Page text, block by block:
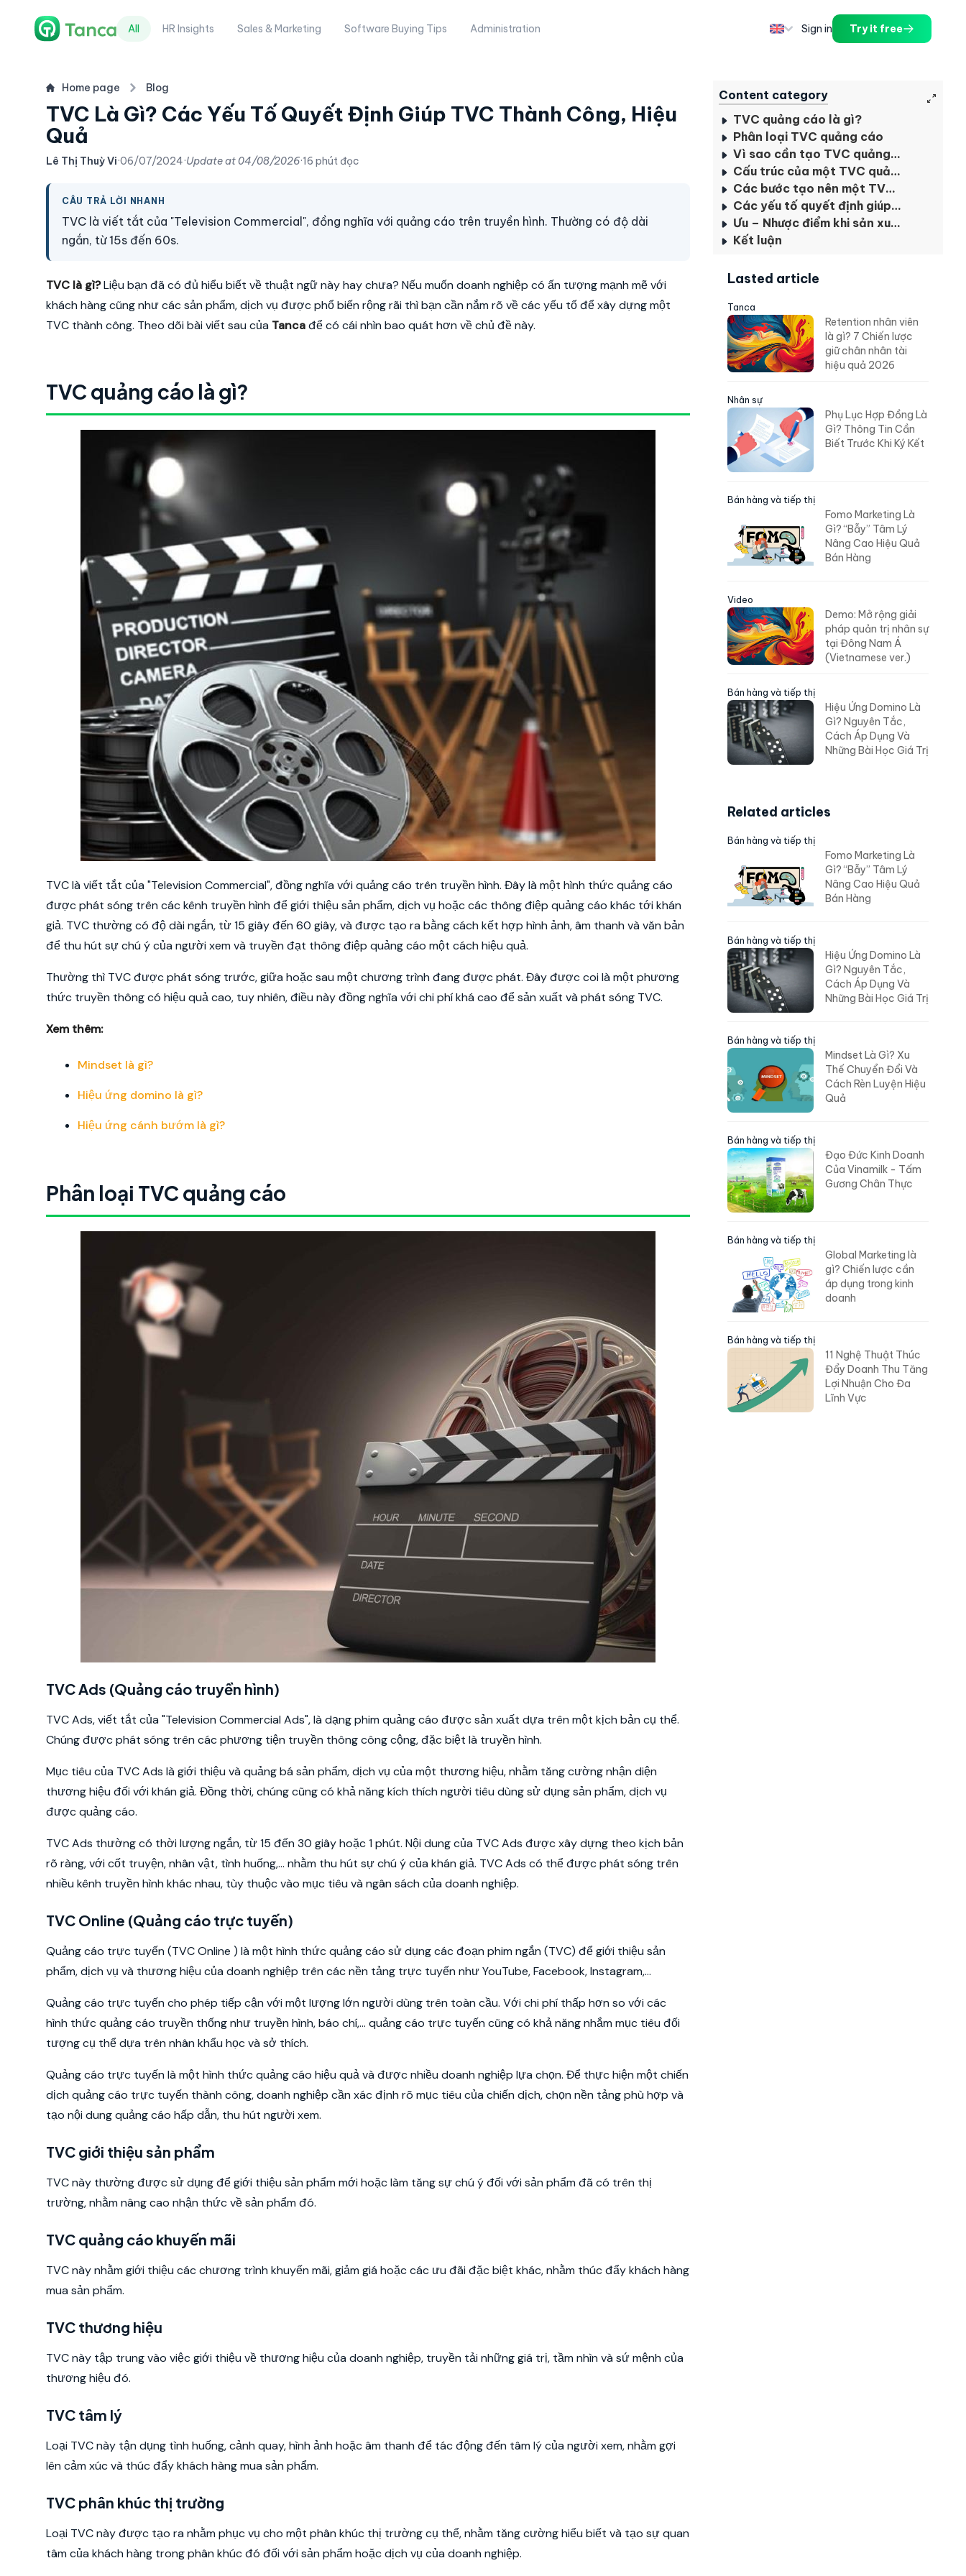
All HR Insights Sales & Marketing Software Buying Tips Administration Sign in Try it free
Home page Blog
TVC Là Gì? Các Yếu Tố Quyết Định Giúp TVC Thành Công, Hiệu
Quả
Lê Thị Thuỳ Vi·06/07/2024·Update at04/08/2026·16 phút đọc
CÂU TRẢ LỜI NHANH
TVC là viết tắt của "Television Commercial", đồng nghĩa với quảng cáo trên truyền hình. Thường có độ dài
ngắn, từ 15s đến 60s.
TVC là gì?Liệu bạn đã có đủ hiểu biết về thuật ngữ này hay chưa? Nếu muốn doanh nghiệp có ấn tượng mạnh mẽ với
khách hàng cũng như các sản phẩm, dịch vụ được phổ biến rộng rãi thì bạn cần nắm rõ về các yếu tố để xây dựng một
TVC thành công. Theo dõi bài viết sau của Tancađể có cái nhìn bao quát hơn về chủ đề này.
TVC quảng cáo là gì?
TVC là viết tắt của "Television Commercial", đồng nghĩa với quảng cáo trên truyền hình. Đây là một hình thức quảng cáo
được phát sóng trên các kênh truyền hình để giới thiệu sản phẩm, dịch vụ hoặc các thông điệp quảng cáo khác tới khán
giả. TVC thường có độ dài ngắn, từ 15 giây đến 60 giây, và được tạo ra bằng cách kết hợp hình ảnh, âm thanh và văn bản
để thu hút sự chú ý của người xem và truyền đạt thông điệp quảng cáo một cách hiệu quả.
Thường thì TVC được phát sóng trước, giữa hoặc sau một chương trình đang được phát. Đây được coi là một phương
thức truyền thông có hiệu quả cao, tuy nhiên, điều này đồng nghĩa với chi phí khá cao để sản xuất và phát sóng TVC.
Xem thêm:
Mindset là gì?
Hiệu ứng domino là gì?
Hiệu ứng cánh bướm là gì?
Phân loại TVC quảng cáo
TVC Ads (Quảng cáo truyền hình)
TVC Ads, viết tắt của "Television Commercial Ads", là dạng phim quảng cáo được sản xuất dựa trên một kịch bản cụ thể.
Chúng được phát sóng trên các phương tiện truyền thông công cộng, đặc biệt là truyền hình.
Mục tiêu của TVC Ads là giới thiệu và quảng bá sản phẩm, dịch vụ của một thương hiệu, nhằm tăng cường nhận diện
thương hiệu đối với khán giả. Đồng thời, chúng cũng có khả năng kích thích người tiêu dùng sử dụng sản phẩm, dịch vụ
được quảng cáo.
TVC Ads thường có thời lượng ngắn, từ 15 đến 30 giây hoặc 1 phút. Nội dung của TVC Ads được xây dựng theo kịch bản
rõ ràng, với cốt truyện, nhân vật, tình huống,... nhằm thu hút sự chú ý của khán giả. TVC Ads có thể được phát sóng trên
nhiều kênh truyền hình khác nhau, tùy thuộc vào mục tiêu và ngân sách của doanh nghiệp.
TVC Online (Quảng cáo trực tuyến)
Quảng cáo trực tuyến (TVC Online ) là một hình thức quảng cáo sử dụng các đoạn phim ngắn (TVC) để giới thiệu sản
phẩm, dịch vụ và thương hiệu của doanh nghiệp trên các nền tảng trực tuyến như YouTube, Facebook, Instagram,...
Quảng cáo trực tuyến cho phép tiếp cận với một lượng lớn người dùng trên toàn cầu. Với chi phí thấp hơn so với các
hình thức quảng cáo truyền thống như truyền hình, báo chí,... quảng cáo trực tuyến cũng có khả năng nhắm mục tiêu đối
tượng cụ thể dựa trên nhân khẩu học và sở thích.
Quảng cáo trực tuyến là một hình thức quảng cáo hiệu quả và được nhiều doanh nghiệp lựa chọn. Để thực hiện một chiến
dịch quảng cáo trực tuyến thành công, doanh nghiệp cần xác định rõ mục tiêu của chiến dịch, chọn nền tảng phù hợp và
tạo nội dung quảng cáo hấp dẫn, thu hút người xem.
TVC giới thiệu sản phẩm
TVC này thường được sử dụng để giới thiệu sản phẩm mới hoặc làm tăng sự chú ý đối với sản phẩm đã có trên thị
trường, nhằm nâng cao nhận thức về sản phẩm đó.
TVC quảng cáo khuyến mãi
TVC này nhằm giới thiệu các chương trình khuyến mãi, giảm giá hoặc các ưu đãi đặc biệt khác, nhằm thúc đẩy khách hàng
mua sản phẩm.
TVC thương hiệu
TVC này tập trung vào việc giới thiệu về thương hiệu của doanh nghiệp, truyền tải những giá trị, tầm nhìn và sứ mệnh của
thương hiệu đó.
TVC tâm lý
Loại TVC này tận dụng tình huống, cảnh quay, hình ảnh hoặc âm thanh để tác động đến tâm lý của người xem, nhằm gợi
lên cảm xúc và thúc đẩy khách hàng mua sản phẩm.
TVC phân khúc thị trường
Loại TVC này được tạo ra nhằm phục vụ cho một phân khúc thị trường cụ thể, nhằm tăng cường hiểu biết và tạo sự quan
tâm của khách hàng trong phân khúc đó đối với sản phẩm hoặc dịch vụ của doanh nghiệp.
Content category
TVC quảng cáo là gì?
Phân loại TVC quảng cáo
Vì sao cần tạo TVC quảng cáo?
Cấu trúc của một TVC quảng cáo
Các bước tạo nên một TVC quảng cáo
Các yếu tố quyết định giúp TVC thành công, hiệu quả
Ưu – Nhược điểm khi sản xuất TVC quảng cáo
Kết luận
Lasted article
Tanca
Retention nhân viên
là gì? 7 Chiến lược
giữ chân nhân tài
hiệu quả 2026
Nhân sự
Phụ Lục Hợp Đồng Là
Gì? Thông Tin Cần
Biết Trước Khi Ký Kết
Bán hàng và tiếp thị
Fomo Marketing Là
Gì? “Bẫy” Tâm Lý
Nâng Cao Hiệu Quả
Bán Hàng
Video
Demo: Mở rộng giải
pháp quản trị nhân sự
tại Đông Nam Á
(Vietnamese ver.)
Bán hàng và tiếp thị
Hiệu Ứng Domino Là
Gì? Nguyên Tắc,
Cách Áp Dụng Và
Những Bài Học Giá Trị
Related articles
Bán hàng và tiếp thị
Fomo Marketing Là
Gì? “Bẫy” Tâm Lý
Nâng Cao Hiệu Quả
Bán Hàng
Bán hàng và tiếp thị
Hiệu Ứng Domino Là
Gì? Nguyên Tắc,
Cách Áp Dụng Và
Những Bài Học Giá Trị
Bán hàng và tiếp thị
Mindset Là Gì? Xu
Thế Chuyển Đổi Và
Cách Rèn Luyện Hiệu
Quả
Bán hàng và tiếp thị
Đạo Đức Kinh Doanh
Của Vinamilk - Tấm
Gương Chân Thực
Bán hàng và tiếp thị
Global Marketing là
gì? Chiến lược cần
áp dụng trong kinh
doanh
Bán hàng và tiếp thị
11 Nghệ Thuật Thúc
Đẩy Doanh Thu Tăng
Lợi Nhuận Cho Đa
Lĩnh Vực